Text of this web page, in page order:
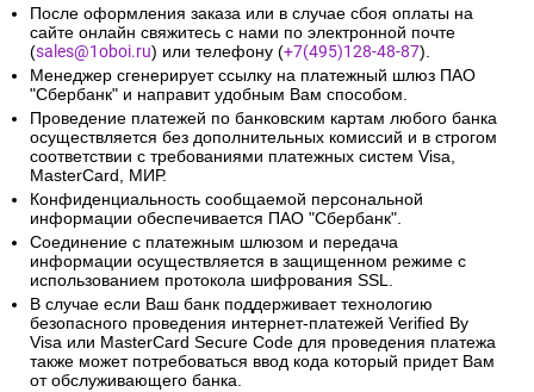
После оформления заказа или в случае сбоя оплаты на
сайте онлайн свяжитесь с нами по электронной почте
(sales@1oboi.ru) или телефону (+7(495)128-48-87).
Менеджер сгенерирует ссылку на платежный шлюз ПАО
"Сбербанк" и направит удобным Вам способом.
Проведение платежей по банковским картам любого банка
осуществляется без дополнительных комиссий и в строгом
соответствии с требованиями платежных систем Visa,
MasterCard, МИР.
Конфиденциальность сообщаемой персональной
информации обеспечивается ПАО "Сбербанк".
Соединение с платежным шлюзом и передача
информации осуществляется в защищенном режиме с
использованием протокола шифрования SSL.
В случае если Ваш банк поддерживает технологию
безопасного проведения интернет-платежей Verified By
Visa или MasterCard Secure Code для проведения платежа
также может потребоваться ввод кода который придет Вам
от обслуживающего банка.